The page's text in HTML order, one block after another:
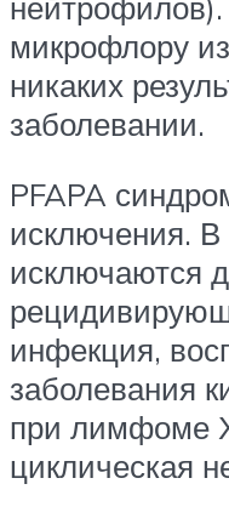
микрофлору
никаких
заболевании.
PFAPA
исключения.
исключаются
инфекция,
заболевания
при лимфоме
циклическая